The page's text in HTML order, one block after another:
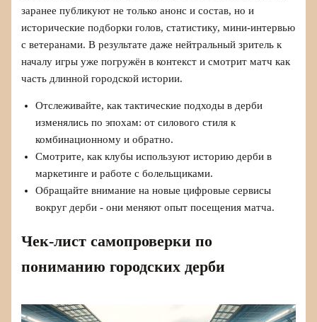
заранее публикуют не только анонс и состав, но и
исторические подборки голов, статистику, мини-интервью
с ветеранами. В результате даже нейтральный зритель к
началу игры уже погружён в контекст и смотрит матч как
часть длинной городской истории.
Отслеживайте, как тактические подходы в дерби
изменялись по эпохам: от силового стиля к
комбинационному и обратно.
Смотрите, как клубы используют историю дерби в
маркетинге и работе с болельщиками.
Обращайте внимание на новые цифровые сервисы
вокруг дерби - они меняют опыт посещения матча.
Чек-лист самопроверки по
пониманию городских дерби